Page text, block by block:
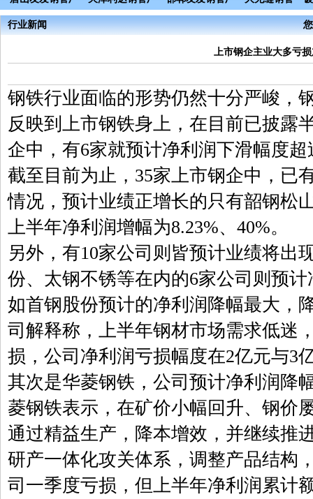
行业新闻
上市钢企主业大多亏
钢铁行业面临的形势仍然十分严峻，
反映到上市钢铁身上，在目前已披露
企中，有6家就预计净利润下滑幅度超
截至目前为止，35家上市钢企中，已
情况，预计业绩正增长的只有韶钢松
上半年净利润增幅为8.23%、40%。
另外，有10家公司则皆预计业绩将出
份、太钢不锈等在内的6家公司则预
如首钢股份预计的净利润降幅最大，
司解释称，上半年钢材市场需求低迷
损，公司净利润亏损幅度在2亿元与3
其次是华菱钢铁，公司预计净利润降
菱钢铁表示，在矿价小幅回升、钢价
通过精益生产，降本增效，并继续推
研产一体化攻关体系，调整产品结构
司一季度亏损，但上半年净利润累计